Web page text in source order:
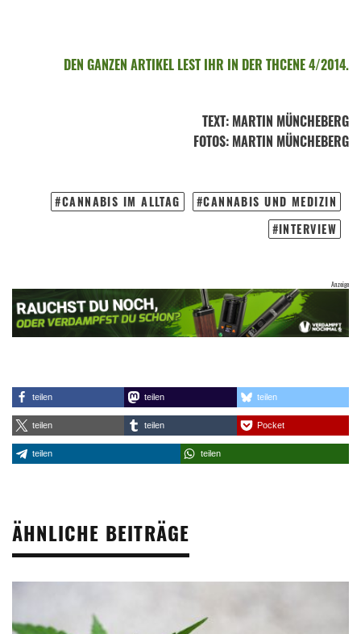
DEN GANZEN ARTIKEL LEST IHR IN DER THCENE 4/2014.
TEXT: MARTIN MÜNCHEBERG
FOTOS: MARTIN MÜNCHEBERG
CANNABIS IM ALLTAG
CANNABIS UND MEDIZIN
INTERVIEW
teilen teilen teilen
teilen teilen Pocket
teilen teilen
ÄHNLICHE BEITRÄGE